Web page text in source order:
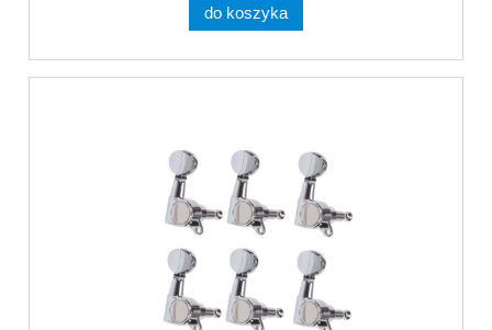
do koszyka